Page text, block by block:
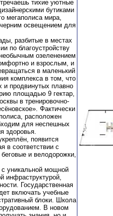
тихие уютные
бутиками
мегаполиса мира,
освещением для
разбитые в местах
по благоустройству
озеленением
и взрослым, и
в маленький
комплекса в том, что
и продвинутых плавно
площадью 9 гектар,
в тренировочно-
Фактически
расположен
для неспешных
здоровья.
появится
в соответствии с
и велодорожки,
уникальной мощной
инфраструктурой,
Государственная
включать учебные
блоки. Школа
В новом